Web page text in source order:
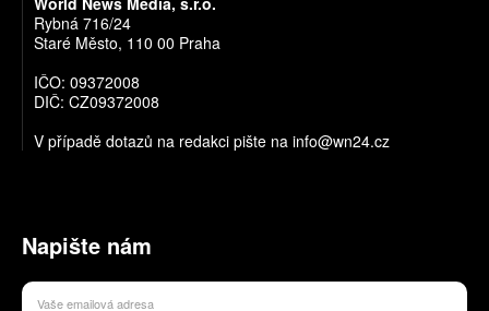
Rybná 716/24
Staré Město, 110 00 Praha
IČO: 09372008
DIČ: CZ09372008
V případě dotazů na redakci pište na info@wn24.cz
Napište nám